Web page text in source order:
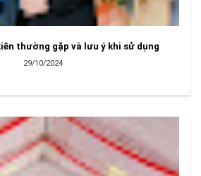
thường gặp và lưu ý khi sử dụng
29/10/2024